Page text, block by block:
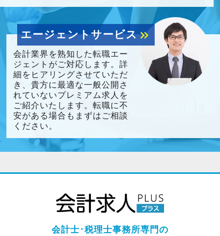
エージェントサービスkeyboard_double_arrow_right
会計業界を熟知した転職エー
ジェントがご対応します。詳
細をヒアリングさせていただ
き、貴方に最適な一般公開さ
れていないプレミアム求人を
ご紹介いたします。転職に不
安がある場合もまずはご相談
ください。
会計士･税理士事務所専門の